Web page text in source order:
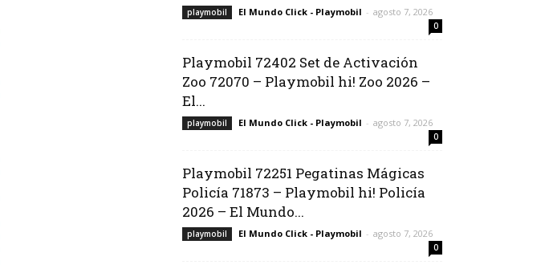
playmobil El Mundo Click - Playmobil - agosto 7, 2026
0
Playmobil 72402 Set de Activación
Zoo 72070 – Playmobil hi! Zoo 2026 –
El...
playmobil El Mundo Click - Playmobil - agosto 7, 2026
0
Playmobil 72251 Pegatinas Mágicas
Policía 71873 – Playmobil hi! Policía
2026 – El Mundo...
playmobil El Mundo Click - Playmobil - agosto 7, 2026
0